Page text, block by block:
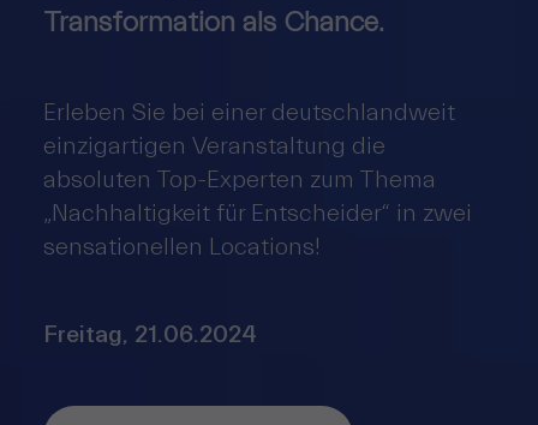
Transformation als Chance.
Erleben Sie bei einer deutschlandweit
einzigartigen Veranstaltung die
absoluten Top-Experten zum Thema
„Nachhaltigkeit für Entscheider“ in zwei
sensationellen Locations!
Freitag, 21.06.2024